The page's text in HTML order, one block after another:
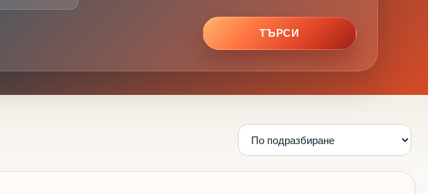
ТЪРСИ